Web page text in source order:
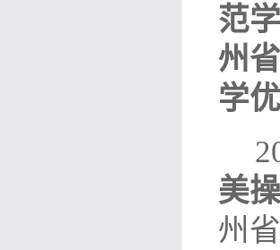
范
州
学
美
州